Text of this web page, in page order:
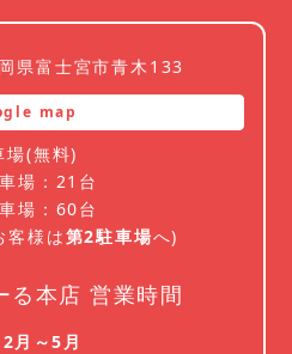
県富士宮市青木133
map
場(無料)
場：21台
場：60台
客様は第2駐車場へ)
る本店 営業時間
月～5月